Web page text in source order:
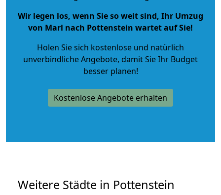
Wir legen los, wenn Sie so weit sind, Ihr Umzug
von Marl nach Pottenstein wartet auf Sie!
Holen Sie sich kostenlose und natürlich
unverbindliche Angebote, damit Sie Ihr Budget
besser planen!
Kostenlose Angebote erhalten
Weitere Städte in Pottenstein